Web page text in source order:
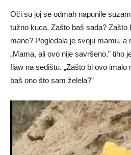
Oči su joj se odmah napunile
tužno kuca. Zašto baš sada? Zašto
mane? Pogledala je svoju mamu, a
„Mama, ali ovo nije savršeno,” tiho
flaw na sedištu. „Zašto bi ovo imalo
baš ono što sam želela?”